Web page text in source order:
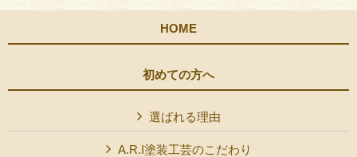
HOME
初めての方へ
選ばれる理由
A.R.I塗装工芸のこだわり